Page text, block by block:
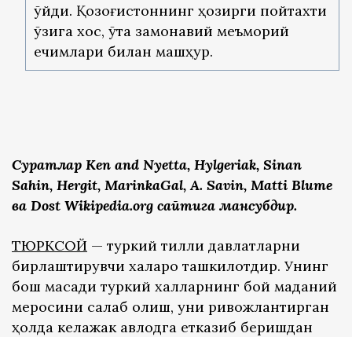
қўйди. Қозоғистоннинг ҳозирги пойтахти
ўзига хос, ўта замонавий меъморий
ечимлари билан машҳур.
Суратлар Ken and Nyetta, Hylgeriak, Sinan
Sahin, Hergit, MarinkaGal, A. Savin, Matti Blume
ва Dost Wikipedia.org сайтига мансубдир.
ТЮРКСОЙ — туркий тилли давлатларни
бирлаштирувчи халқаро ташкилотдир. Унинг
бош мақсади туркий халқларнинг бой маданий
меросини сақлаб қолиш, уни ривожлантирган
ҳолда келажак авлодга етказиб беришдан